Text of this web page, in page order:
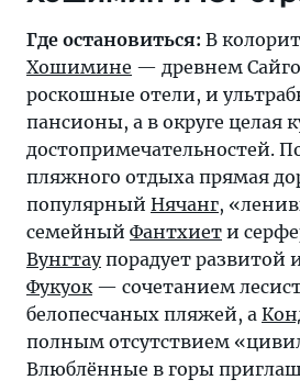
Где остановиться: В
Хошимине — древнем
роскошные отели, и
пансионы, а в округе целая
достопримечательностей.
пляжного отдыха прямая
популярный Нячанг,
семейный Фантхиет и
Вунгтаупорадует развитой
Фукуок— сочетанием
белопесчаных пляжей, а
полным отсутствием
Влюблённые в горы